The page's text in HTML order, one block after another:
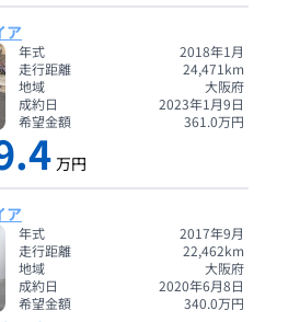
ア
年式
2018年1月
走行距離
24,471 km
地域
大阪府
成約日
2023年1月9日
希望金額
361.0万円
万円
ア
年式
2017年9月
走行距離
22,462km
地域
大阪府
成約日
2020年6月8日
希望金額
340.0万円